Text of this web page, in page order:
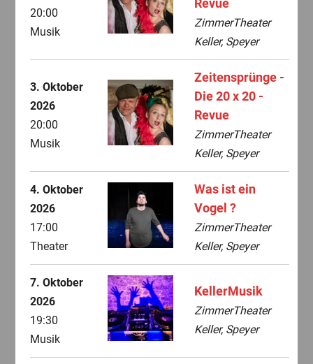
20:00
Musik
Revue
ZimmerTheater
Keller, Speyer
3. Oktober
2026
20:00
Musik
Zeitensprünge -
Die 20 x 20 -
Revue
ZimmerTheater
Keller, Speyer
4. Oktober
2026
17:00
Theater
Was ist ein
Vogel ?
ZimmerTheater
Keller, Speyer
7. Oktober
2026
19:30
Musik
KellerMusik
ZimmerTheater
Keller, Speyer